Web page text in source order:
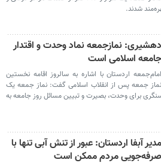
شدند.
دهشیری: نمازجمعه نماد وحدت و اقتدار
جامعه اسلامی است
امام‌جمعه اردستان با اشاره به سالروز اقامه نخستین
نماز جمعه پس از انقلاب اسلامی گفت: نماز جمعه یک
برای وحدت، بصیرت و تبیین مسائل روز جامعه به
مدیر آبفا اردستان: عبور از تنش آبی تنها با
صرفه‌جویی مردم ممکن است